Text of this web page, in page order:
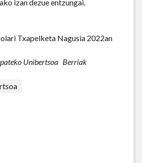
izan dezue entzungai.
Unibertsoa Berriak